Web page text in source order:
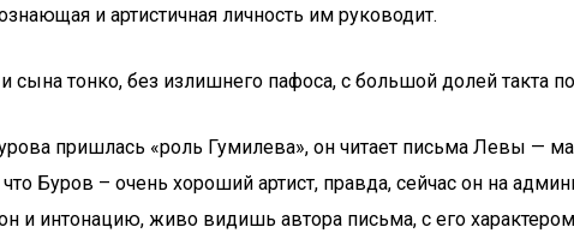
и артистичная личность им руководит.
сына тонко, без излишнего пафоса, с большой долей такта
пришлась «роль Гумилева», он читает письма Левы —
что Буров – очень хороший артист, правда, сейчас он на
и интонацию, живо видишь автора письма, с его